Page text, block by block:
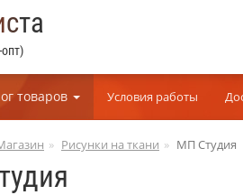
ста
товаров Условия работы
Рисунки на ткани МП Студия